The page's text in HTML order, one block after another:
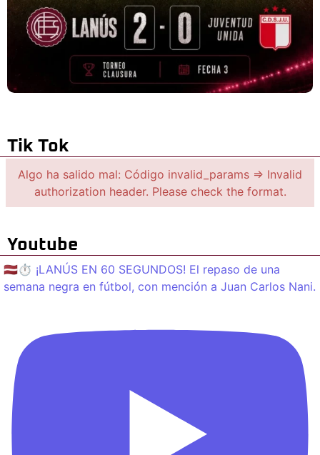
Tik Tok
Algo ha salido mal: Código invalid_params => Invalid
authorization header. Please check the format.
Youtube
🇱🇻⏱️ ¡LANÚS EN 60 SEGUNDOS! El repaso de una
semana negra en fútbol, con mención a Juan Carlos Nani.